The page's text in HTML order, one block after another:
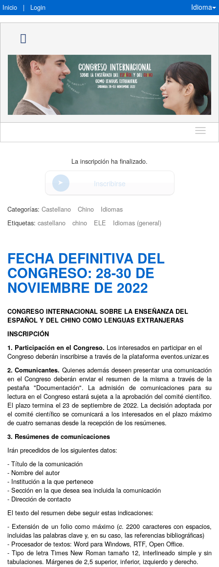
Inicio | Login Idioma
Idioma
La inscripción ha finalizado.
Inscribirse
Categorías: Castellano Chino
Idiomas
Etiquetas: castellano chino ELE Idiomas (general)
FECHA DEFINITIVA DEL
CONGRESO: 28-30 DE
NOVIEMBRE DE 2022
CONGRESO INTERNACIONAL SOBRE LA ENSEÑANZA DEL
ESPAÑOL Y DEL CHINO COMO LENGUAS EXTRANJERAS
INSCRIPCIÓN
1. Participación en el Congreso. Los interesados en participar en el
Congreso deberán inscribirse a través de la plataforma eventos.unizar.es
2. Comunicantes. Quienes además deseen presentar una comunicación
en el Congreso deberán enviar el resumen de la misma a través de la
pestaña "Documentación". La admisión de comunicaciones para su
lectura en el Congreso estará sujeta a la aprobación del comité científico.
El plazo termina el 23 de septiembre de 2022. La decisión adoptada por
el comité científico se comunicará a los interesados en el plazo máximo
de cuatro semanas desde la recepción de los resúmenes.
3. Resúmenes de comunicaciones
Irán precedidos de los siguientes datos:
- Título de la comunicación
- Nombre del autor
- Institución a la que pertenece
- Sección en la que desea sea incluida la comunicación
- Dirección de contacto
El texto del resumen debe seguir estas indicaciones:
- Extensión de un folio como máximo (c. 2200 caracteres con espacios,
incluidas las palabras clave y, en su caso, las referencias bibliográficas)
- Procesador de textos: Word para Windows, RTF, Open Office.
- Tipo de letra Times New Roman tamaño 12, interlineado simple y sin
tabulaciones. Márgenes de 2,5 superior, inferior, izquierdo y derecho.